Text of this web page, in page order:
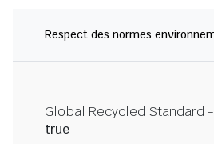
Respect des normes
Global Recycled Standard -
true